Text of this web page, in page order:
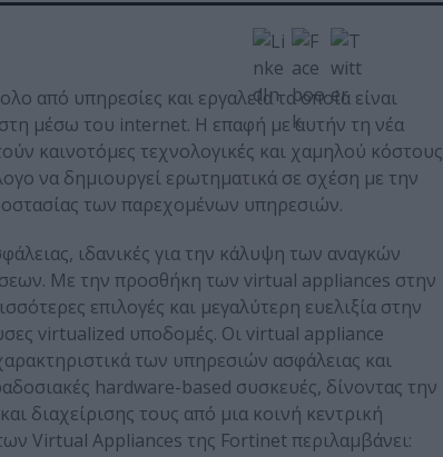
από υπηρεσίες και εργαλεία τα οποία είναι
μέσω του internet. Η επαφή με αυτήν τη νέα
καινοτόμες τεχνολογικές και χαμηλού κόστους
να δημιουργεί ερωτηματικά σε σχέση με την
των παρεχομένων υπηρεσιών.
ιδανικές για την κάλυψη των αναγκών
Με την προσθήκη των virtual appliances στην
επιλογές και μεγαλύτερη ευελιξία στην
virtualized υποδομές. Οι virtual appliance
των υπηρεσιών ασφάλειας και
hardware-based συσκευές, δίνοντας την
διαχείρισης τους από μια κοινή κεντρική
Virtual Appliances της Fortinet περιλαμβάνει: